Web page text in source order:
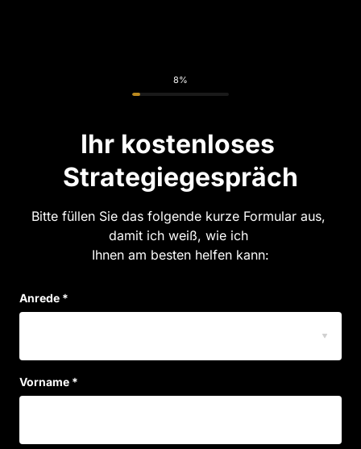
8%
Ihr kostenloses
Strategiegespräch
Bitte füllen Sie das folgende kurze Formular aus,
damit ich weiß, wie ich
Ihnen am besten helfen kann:
Anrede *
Vorname *